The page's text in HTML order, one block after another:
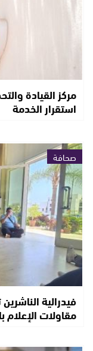
مركز القيادة
استقرار الخدمة
صحافة
فيدرالية
مقاولات الإعلام